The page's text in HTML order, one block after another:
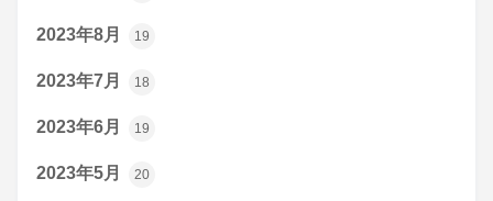
2023年8月 19
2023年7月 18
2023年6月 19
2023年5月 20